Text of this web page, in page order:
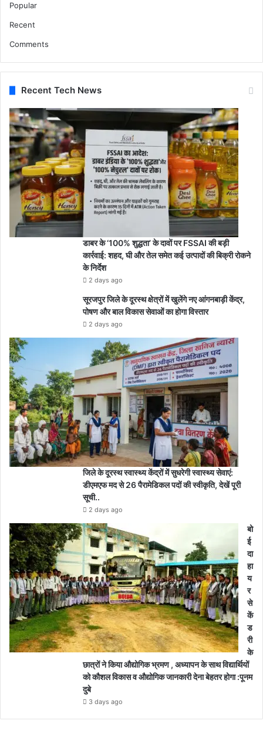
Popular
Recent
Comments
Recent Tech News
डाबर के ‘100% शुद्धता’ के दावों पर FSSAI की बड़ी
कार्रवाई: शहद, घी और तेल समेत कई उत्पादों की बिक्री रोकने
के निर्देश
2 days ago
सूरजपुर जिले के दूरस्थ क्षेत्रों में खुलेंगे नए आंगनबाड़ी केंद्र,
पोषण और बाल विकास सेवाओं का होगा विस्तार
2 days ago
जिले के दूरस्थ स्वास्थ्य केंद्रों में सुधरेगी स्वास्थ्य सेवाएं:
डीएमएफ मद से 26 पैरामेडिकल पदों की स्वीकृति, देखें पूरी
सूची..
2 days ago
बो
ई
दा
हा
य
र
से
कें
ड
री
के
छात्रों ने किया औद्योगिक भ्रमण , अध्यापन के साथ विद्यार्थियों
को कौशल विकास व औद्योगिक जानकारी देना बेहतर होगा :पूनम
दुबे
3 days ago